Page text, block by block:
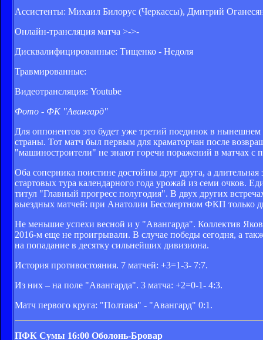
Ассистенты: Михаил Билорус (Черкассы), Дмитрий
Онлайн-трансляция матча >->-
Дисквалифицированные: Тищенко - Недоля
Травмированные:
Видеотрансляция: Youtube
Фото - ФК "Авангард"
Для оппонентов это будет уже третий поединок в
страны. Тот матч был первым для краматорчан после
"машиностроители" не знают горечи поражений в матчах с
Оба соперника поистине достойны друг друга, а
стартовых тура календарного года урожай из семи очков.
титул "Главный прогресс полугодия". В двух других
выездных матчей: при Анатолии Бессмертном ФКП только
Не меньшие успехи весной и у "Авангарда". Коллектив
2016-м еще не проигрывали. В случае победы сегодня, а
на попадание в десятку сильнейших дивизиона.
История противостояния. 7 матчей: +3=1-3- 7:7.
Из них – на поле "Авангарда". 3 матча: +2=0-1- 4:3.
Матч первого круга: "Полтава" - "Авангард" 0:1.
ПФК Сумы 16:00 Оболонь-Бровар